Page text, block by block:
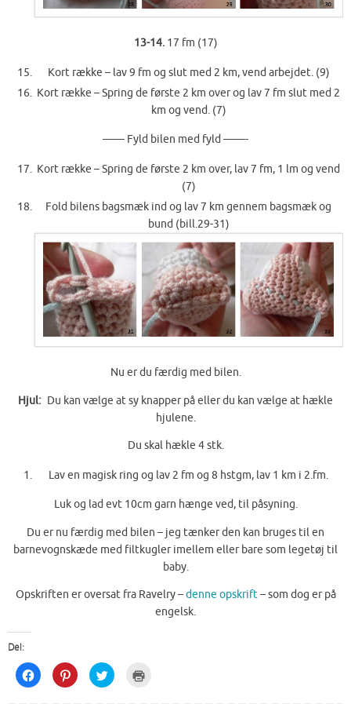
13-14. 17 fm (17)
Kort række – lav 9 fm og slut med 2 km, vend arbejdet. (9)
Kort række – Spring de første 2 km over og lav 7 fm slut med 2
km og vend. (7)
—— Fyld bilen med fyld ——-
Kort række – Spring de første 2 km over, lav 7 fm, 1 lm og vend
(7)
Fold bilens bagsmæk ind og lav 7 km gennem bagsmæk og
bund (bill.29-31)
Nu er du færdig med bilen.
Hjul: Du kan vælge at sy knapper på eller du kan vælge at hækle
hjulene.
Du skal hækle 4 stk.
Lav en magisk ring og lav 2 fm og 8 hstgm, lav 1 km i 2.fm.
Luk og lad evt 10cm garn hænge ved, til påsyning.
Du er nu færdig med bilen – jeg tænker den kan bruges til en
barnevognskæde med filtkugler imellem eller bare som legetøj til
baby.
Opskriften er oversat fra Ravelry –denne opskrift– som dog er på
engelsk.
Del:
C
l
C
l
C
l